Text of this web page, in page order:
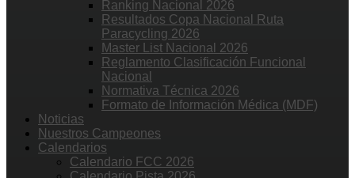
Ranking Nacional 2026
Resultados Copa Nacional Ruta
Paracycling 2026
Master List Nacional 2026
Reglamento Clasificación Funcional
Nacional
Normativa Técnica 2026
Formato de Información Médica (MDF)
Noticias
Nuestros Campeones
Calendarios
Calendario FCC 2026